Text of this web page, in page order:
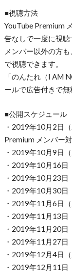
■視聴方法
YouTube Premium
告なしで一度に視聴
メンバー以外の方
で視聴できます。
「のんたれ（I AM
ールで広告付きで無
■公開スケジュール
・2019年10月2日
Premium メンバー
・2019年10月9日
・2019年10月16日
・2019年10月23日
・2019年10月30日
・2019年11月6日
・2019年11月13日
・2019年11月20日
・2019年11月27日
・2019年12月4日
・2019年12月11日